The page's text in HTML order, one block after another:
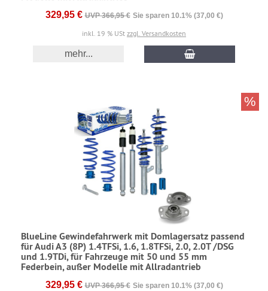
329,95 € UVP 366,95 € Sie sparen 10.1% (37,00 €)
inkl. 19 % USt zzgl. Versandkosten
mehr...
BlueLine Gewindefahrwerk mit Domlagersatz passend
für Audi A3 (8P) 1.4TFSi, 1.6, 1.8TFSi, 2.0, 2.0T /DSG
und 1.9TDi, für Fahrzeuge mit 50 und 55 mm
Federbein, außer Modelle mit Allradantrieb
329,95 € UVP 366,95 € Sie sparen 10.1% (37,00 €)
%